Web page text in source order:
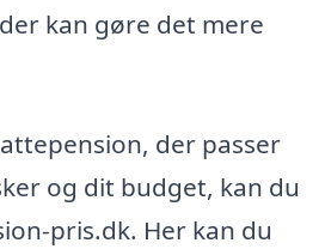
kan gøre det mere
der passer
og dit budget, kan du
pris.dk. Her kan du